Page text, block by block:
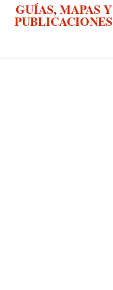
GUÍAS, MAPAS Y
PUBLICACIONES